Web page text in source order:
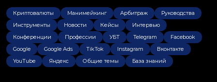
Криптовалюты Манимейкинг Арбитраж
Руководства
Инструменты
Новости Кейсы
Интервью
Конференции
Профессии УБТ Telegram
Facebook
Google
Google Ads TikTok Instagram
Вконтакте
YouTube
Яндекс Общие темы База знаний